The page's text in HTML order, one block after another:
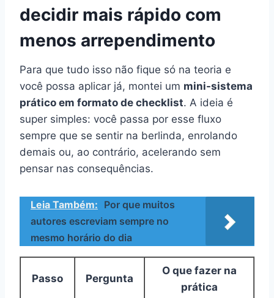
decidir mais rápido com
menos arrependimento
Para que tudo isso não fique só na teoria e
você possa aplicar já, montei um mini-sistema
prático em formato de checklist. A ideia é
super simples: você passa por esse fluxo
sempre que se sentir na berlinda, enrolando
demais ou, ao contrário, acelerando sem
pensar nas consequências.
Leia Também: Por que muitos
autores escreviam sempre no
mesmo horário do dia
Passo Pergunta
O que fazer na
prática